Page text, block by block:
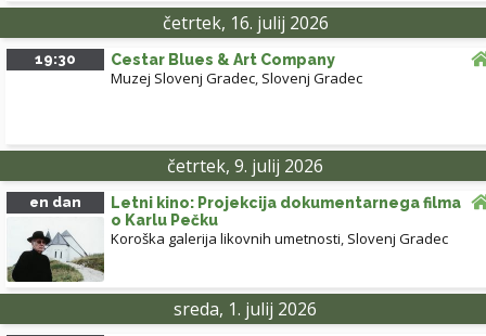
četrtek, 16. julij 2026
19:30 Cestar Blues & Art Company
Muzej Slovenj Gradec, Slovenj Gradec
četrtek, 9. julij 2026
en dan
Letni kino: Projekcija dokumentarnega filma
o Karlu Pečku
Koroška galerija likovnih umetnosti, Slovenj Gradec
sreda, 1. julij 2026